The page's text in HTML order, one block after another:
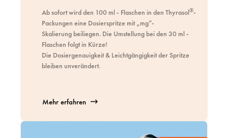
Ab sofort wird den 100 ml - Flaschen in den Thyrasol®-
Packungen eine Dosierspritze mit „mg“-
Skalierung beiliegen. Die Umstellung bei den 30 ml -
Flaschen folgt in Kürze!
Die Dosiergenauigkeit & Leichtgängigkeit der Spritze
bleiben unverändert.
Mehr erfahren